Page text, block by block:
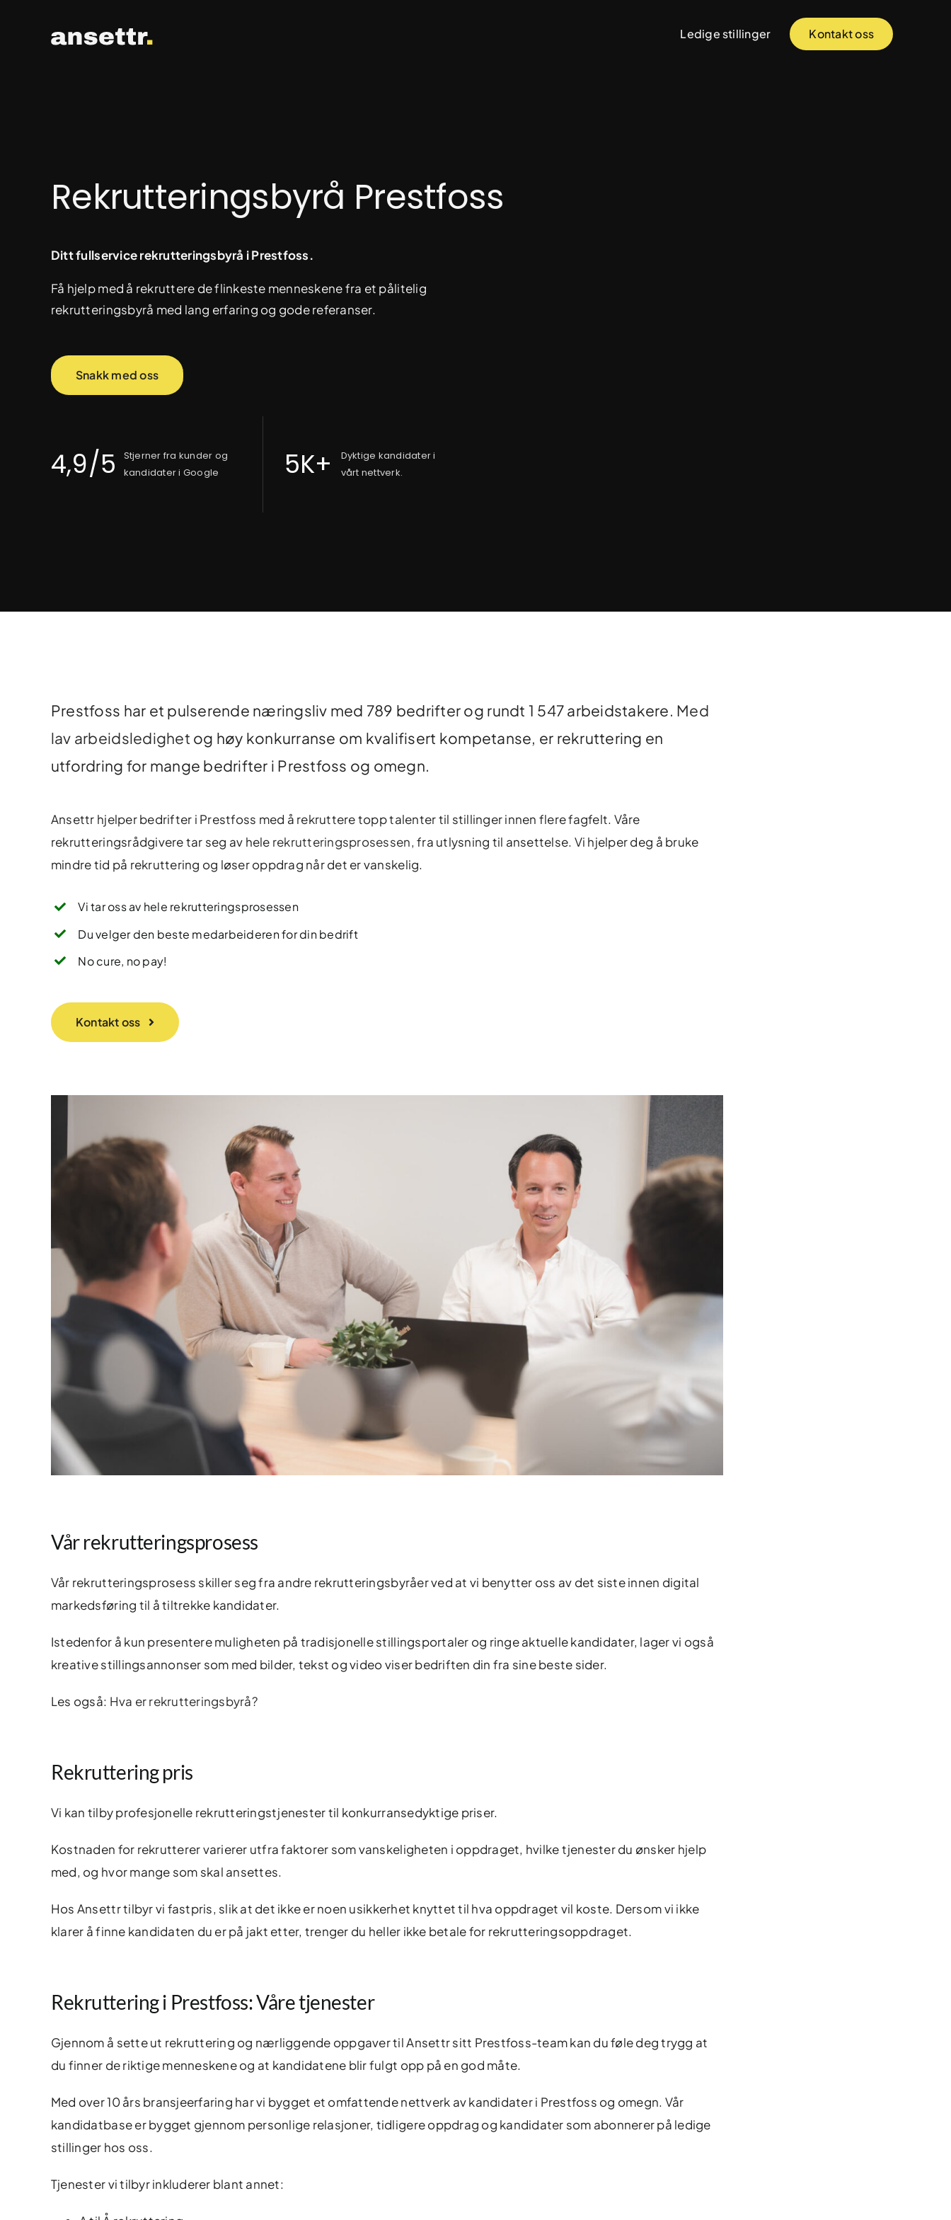
Ledige stillinger Kontakt oss
Rekrutteringsbyrå Prestfoss
Ditt fullservice rekrutteringsbyrå i Prestfoss.
Få hjelp med å rekruttere de flinkeste menneskene fra et pålitelig
rekrutteringsbyrå med lang erfaring og gode referanser.
Snakk med oss
4,9/5
Stjerner fra kunder og
kandidater i Google
5K+
Dyktige kandidater i
vårt nettverk.
Prestfoss har et pulserende næringsliv med 789 bedrifter og rundt 1 547 arbeidstakere. Med
lav arbeidsledighet og høy konkurranse om kvalifisert kompetanse, er rekruttering en
utfordring for mange bedrifter i Prestfoss og omegn.
Ansettr hjelper bedrifter i Prestfoss med å rekruttere topp talenter til stillinger innen flere fagfelt. Våre
rekrutteringsrådgivere tar seg av hele rekrutteringsprosessen, fra utlysning til ansettelse. Vi hjelper deg å bruke
mindre tid på rekruttering og løser oppdrag når det er vanskelig.
Vi tar oss av hele rekrutteringsprosessen
Du velger den beste medarbeideren for din bedrift
No cure, no pay!
Kontakt oss
Vår rekrutteringsprosess
Vår rekrutteringsprosess skiller seg fra andre rekrutteringsbyråer ved at vi benytter oss av det siste innen digital
markedsføring til å tiltrekke kandidater.
Istedenfor å kun presentere muligheten på tradisjonelle stillingsportaler og ringe aktuelle kandidater, lager vi også
kreative stillingsannonser som med bilder, tekst og video viser bedriften din fra sine beste sider.
Les også: Hva er rekrutteringsbyrå?
Rekruttering pris
Vi kan tilby profesjonelle rekrutteringstjenester til konkurransedyktige priser.
Kostnaden for rekrutterer varierer utfra faktorer som vanskeligheten i oppdraget, hvilke tjenester du ønsker hjelp
med, og hvor mange som skal ansettes.
Hos Ansettr tilbyr vi fastpris, slik at det ikke er noen usikkerhet knyttet til hva oppdraget vil koste. Dersom vi ikke
klarer å finne kandidaten du er på jakt etter, trenger du heller ikke betale for rekrutteringsoppdraget.
Rekruttering i Prestfoss: Våre tjenester
Gjennom å sette ut rekruttering og nærliggende oppgaver til Ansettr sitt Prestfoss-team kan du føle deg trygg at
du finner de riktige menneskene og at kandidatene blir fulgt opp på en god måte.
Med over 10 års bransjeerfaring har vi bygget et omfattende nettverk av kandidater i Prestfoss og omegn. Vår
kandidatbase er bygget gjennom personlige relasjoner, tidligere oppdrag og kandidater som abonnerer på ledige
stillinger hos oss.
Tjenester vi tilbyr inkluderer blant annet: